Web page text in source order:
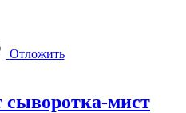
Отложить
мист